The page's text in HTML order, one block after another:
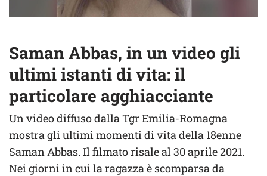
Saman Abbas, in un video gli
ultimi istanti di vita: il
particolare agghiacciante
Un video diffuso dalla Tgr Emilia-Romagna
mostra gli ultimi momenti di vita della 18enne
Saman Abbas. Il filmato risale al 30 aprile 2021.
Nei giorni in cui la ragazza è scomparsa da